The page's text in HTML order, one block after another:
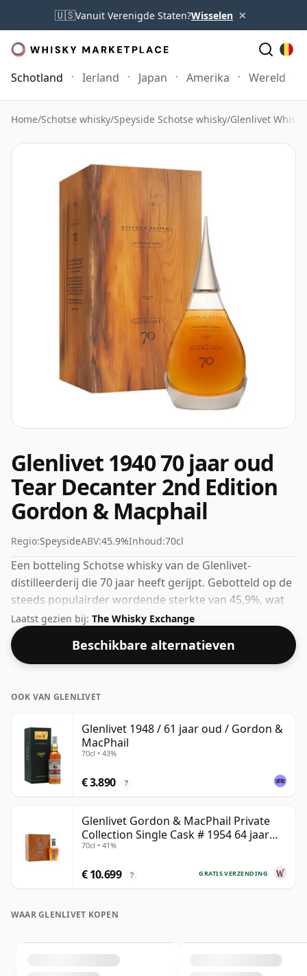
🇺🇸Vanuit Verenigde Staten?Wisselen ×
Schotland Ierland Japan Amerika Wereld
Home/Schotse whisky/Speyside Schotse whisky/Glenlivet Whisky
Glenlivet 1940 70 jaar oud
Tear Decanter 2nd Edition
Gordon & Macphail
Regio:SpeysideABV:45.9%Inhoud:70cl
Een botteling Schotse whisky van de Glenlivet-
distilleerderij die 70 jaar heeft gerijpt. Gebotteld op de
steeds populairder wordende sterkte van 45,9%, wat
een respectabel alcoholpercentage is.
Laatst gezien bij: The Whisky Exchange
Beschikbare alternatieven
OOK VAN GLENLIVET
Glenlivet 1948 / 61 jaar oud / Gordon &
MacPhail
70cl • 43%
€ 3.890 ?
Glenlivet Gordon & MacPhail Private
Collection Single Cask # 1954 64 jaar
oud
70cl • 41%
GRATIS VERZENDING
€ 10.699 ?
WAAR GLENLIVET KOPEN